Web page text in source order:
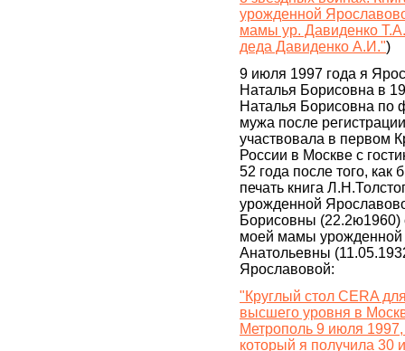
урожденной
мамы ур. Давиденко
деда Давиденко А.И.")
9 июля 1997 года я
Наталья Борисовна в
Наталья Борисовна по
мужа после
участвовала в первом
России в Москве с
52 года после того, как
печать книга
урожденной
Борисовны (22.2ю1960)
моей мамы
Анатольевны
Ярославовой:
"Круглый стол CERA
высшего уровня в
Метрополь 9 июля
который я получила 30